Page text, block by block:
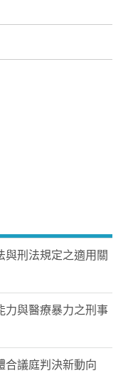
刑法規定之適用關
力與醫療暴力之刑事
合議庭判決新動向